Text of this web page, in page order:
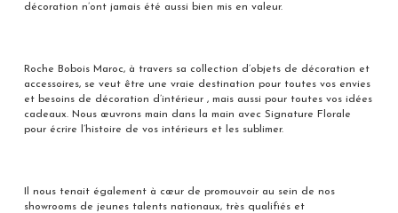
décoration n’ont jamais été aussi bien mis en valeur.
Roche Bobois Maroc, à travers sa collection d’objets de décoration et
accessoires, se veut être une vraie destination pour toutes vos envies
et besoins de décoration d’intérieur , mais aussi pour toutes vos idées
cadeaux. Nous œuvrons main dans la main avec Signature Florale
pour écrire l’histoire de vos intérieurs et les sublimer.
Il nous tenait également à cœur de promouvoir au sein de nos
showrooms de jeunes talents nationaux, très qualifiés et